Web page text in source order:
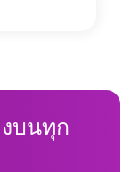
บนทุก